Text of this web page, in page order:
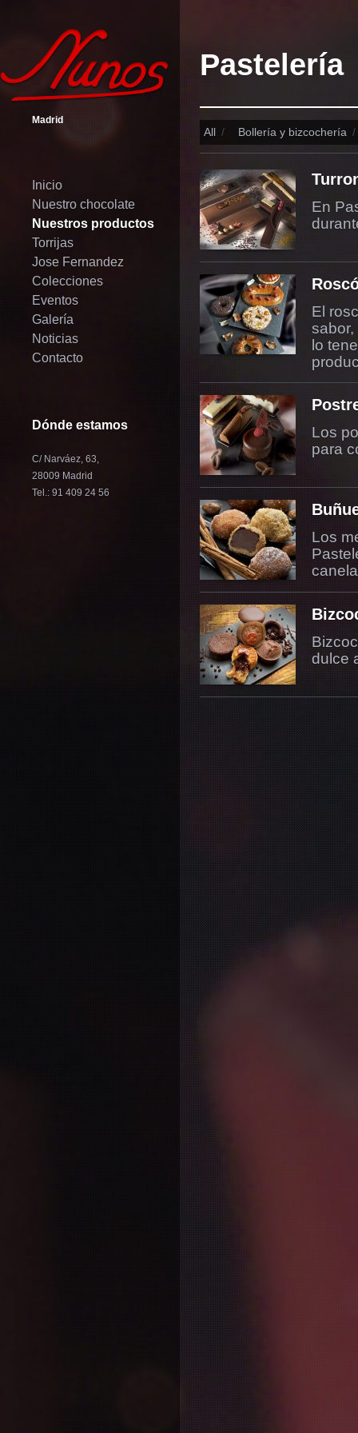
Madrid
Inicio
Nuestro chocolate
Nuestros productos
Torrijas
Jose Fernandez
Colecciones
Eventos
Galería
Noticias
Contacto
Dónde estamos
C/ Narváez, 63,
28009 Madrid
Tel.: 91 409 24 56
Pastelería
All / Bollería y bizcochería /
En
El
lo
Los
para
Los
dulce